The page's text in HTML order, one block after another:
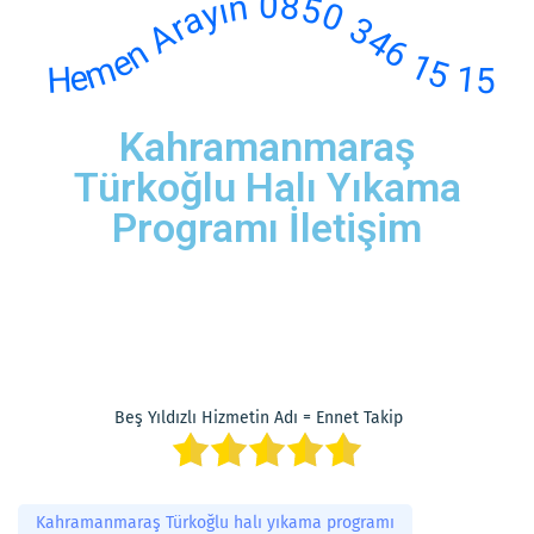
Hemen Arayın 0850 346 15 15
Kahramanmaraş
Türkoğlu Halı Yıkama
Programı İletişim
Beş Yıldızlı Hizmetin Adı = Ennet Takip
Kahramanmaraş Türkoğlu halı yıkama programı